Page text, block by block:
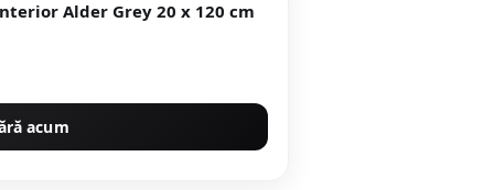
Grey 20 x 120 cm
acum